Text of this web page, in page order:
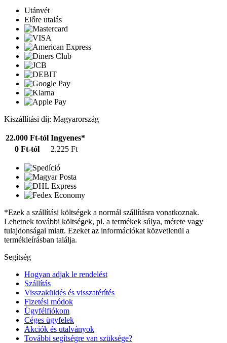
Utánvét
Előre utalás
Kiszállítási díj: Magyarország
22.000 Ft-tól Ingyenes*
0 Ft-tól
2.225 Ft
*Ezek a szállítási költségek a normál szállításra vonatkoznak.
Lehetnek további költségek, pl. a termékek súlya, mérete vagy
tulajdonságai miatt. Ezeket az információkat közvetlenül a
termékleírásban találja.
Segítség
Hogyan adjak le rendelést
Szállítás
Visszaküldés és visszatérítés
Fizetési módok
Ügyfélfiókom
Céges ügyfelek
Akciók és utalványok
További segítségre van szüksége?